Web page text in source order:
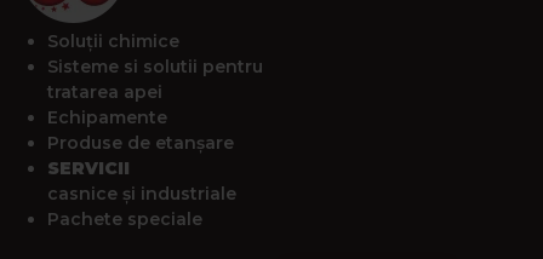
Soluții chimice
Sisteme si solutii pentru
tratarea apei
Echipamente
Produse de etanșare
SERVICII
casnice și industriale
Pachete speciale